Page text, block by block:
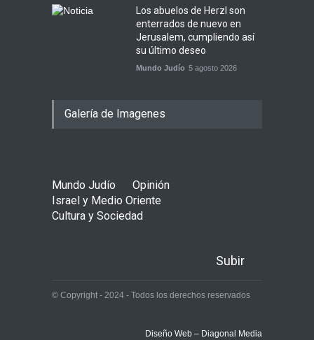
Los abuelos de Herzl son
enterrados de nuevo en
Jerusalem, cumpliendo así
su último deseo
Mundo Judío 5 agosto 2026
Galería de Imagenes
Mundo Judío
Opinión
Israel y Medio Oriente
Cultura y Sociedad
Subir
© Copyright - 2024 - Todos los derechos reservados
Diseño Web – Diagonal Media